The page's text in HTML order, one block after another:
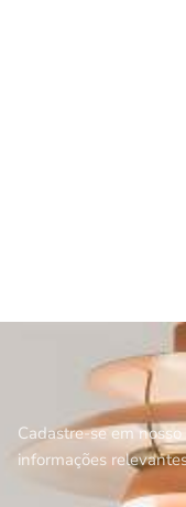
Cadastre-se em
informações